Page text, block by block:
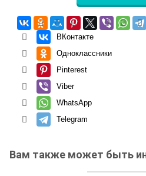
ВКонтакте
Одноклассники
Pinterest
Viber
WhatsApp
Telegram
Вам также может быть